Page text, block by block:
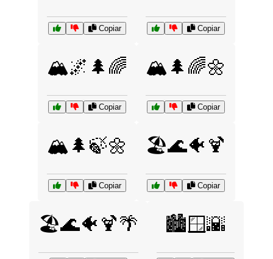
Copiar Copiar
🏔️🌌🌲🌈
Copiar
🏔️🌲🌈🌼
Copiar
🏔️🌲🍃🌼
Copiar
🏖️🌊🐠🍹
Copiar
🏖️🌊🐠🍹🌴 🏙️🪟🌇